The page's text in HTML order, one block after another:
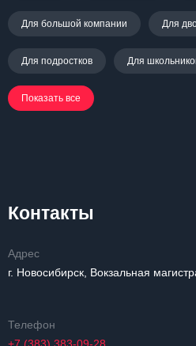
Для большой компании Для
Для подростков Для
Показать все
Контакты
Адрес
г. Новосибирск, Вокзальная
Телефон